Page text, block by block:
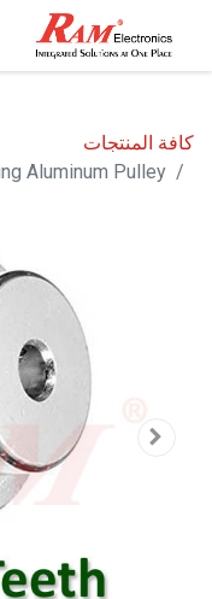
كافة المنتجات
Aluminum Pulley